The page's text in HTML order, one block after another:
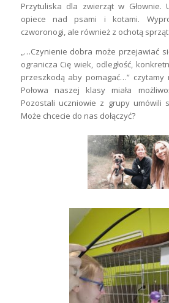
Przytuliska dla zwierząt w Głownie.
opiece nad psami i kotami.
czworonogi, ale również z ochotą
„…Czynienie dobra może przejawiać
ogranicza Cię wiek, odległość,
przeszkodą aby pomagać…” czytamy
Połowa naszej klasy miała
Pozostali uczniowie z grupy umówili
Może chcecie do nas dołączyć?